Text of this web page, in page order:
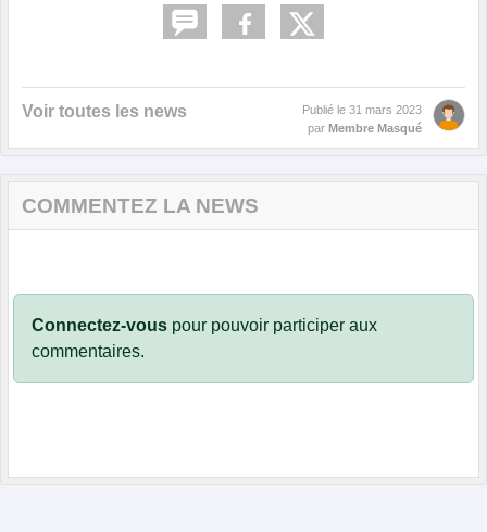
Voir toutes les news Publié le 31 mars 2023
par Membre Masqué
COMMENTEZ LA NEWS
Connectez-vous pour pouvoir participer aux
commentaires.